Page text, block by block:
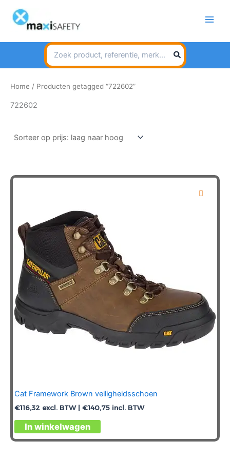
naar
inhoud
Search
for:
Home / Producten getagged “722602”
722602
Cat Framework Brown veiligheidsschoen
€116,32 excl. BTW | €140,75 incl. BTW
In winkelwagen
Dit
product